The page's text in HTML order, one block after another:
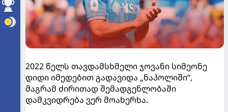
2022 წელს თავდამსხმელი ჯოვანი სიმეონე
დიდი იმედებით გადავიდა „ნაპოლიში“,
მაგრამ ძირითად შემადგენლობაში
დამკვიდრება ვერ მოახერხა.